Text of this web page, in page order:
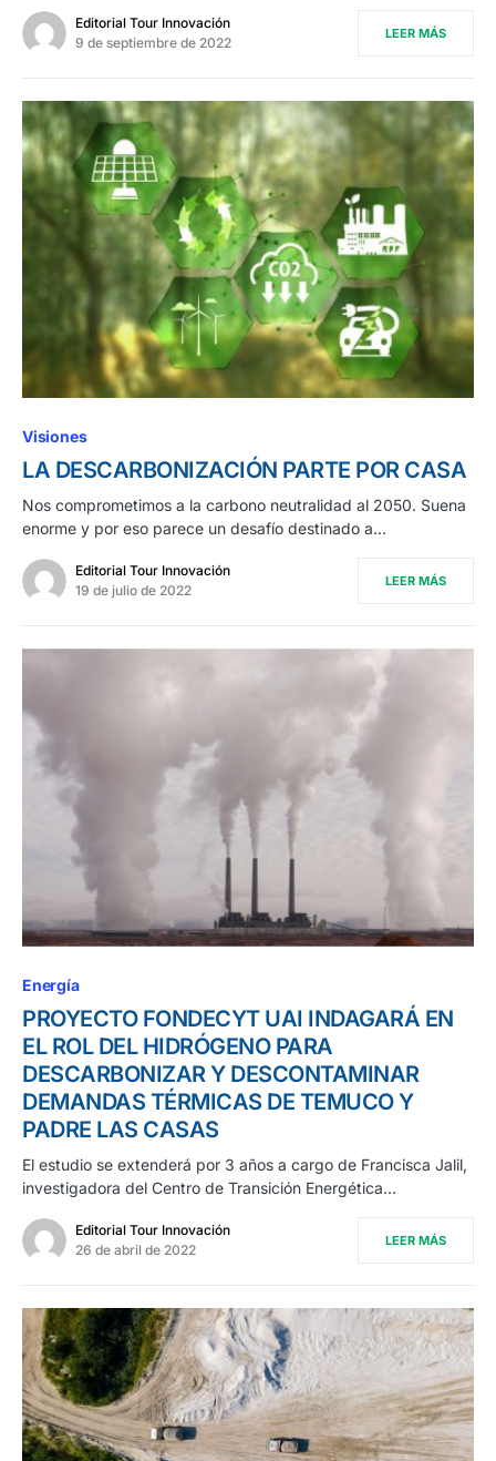
Editorial Tour Innovación
9 de septiembre de 2022
LEER MÁS
Visiones
LA DESCARBONIZACIÓN PARTE POR CASA
Nos comprometimos a la carbono neutralidad al 2050. Suena
enorme y por eso parece un desafío destinado a…
Editorial Tour Innovación
19 de julio de 2022
LEER MÁS
Energía
PROYECTO FONDECYT UAI INDAGARÁ EN
EL ROL DEL HIDRÓGENO PARA
DESCARBONIZAR Y DESCONTAMINAR
DEMANDAS TÉRMICAS DE TEMUCO Y
PADRE LAS CASAS
El estudio se extenderá por 3 años a cargo de Francisca Jalil,
investigadora del Centro de Transición Energética…
Editorial Tour Innovación
26 de abril de 2022
LEER MÁS